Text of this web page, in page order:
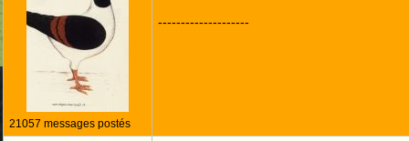
21057 messages postés
--------------------